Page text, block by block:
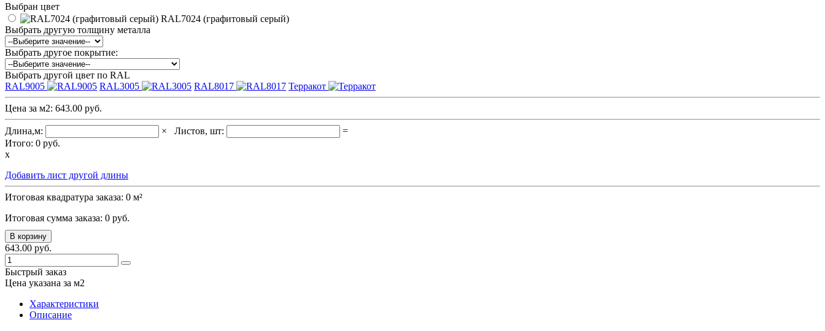
Выбран цвет
RAL7024 (графитовый серый)
Выбрать другую толщину металла
Выбрать другое покрытие:
Выбрать другой цвет по RAL
RAL9005
RAL3005 RAL8017 Терракот
Цена за м2: 643.00 руб.
Длина,м: × Листов, шт:
=
Итого: 0 руб.
x
Добавить лист другой длины
Итоговая квадратура заказа: 0 м²
Итоговая сумма заказа: 0 руб.
В корзину
643.00 руб.
Быстрый заказ
Цена указана за м2
Характеристики
Описание